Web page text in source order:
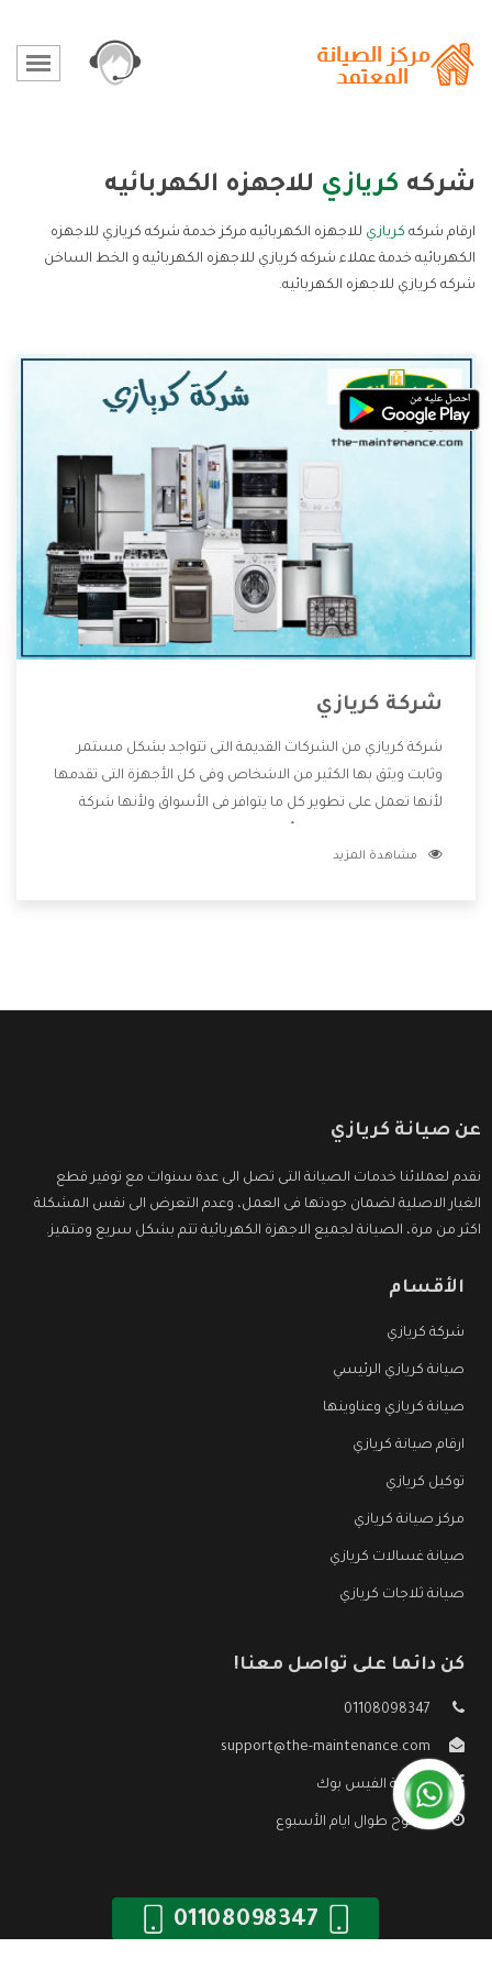
شركه كريازي للاجهزه الكهربائيه
ارقام شركه كريازي للاجهزه الكهربائيه مركز خدمة شركه كريازي للاجهزه
الكهربائيه خدمة عملاء شركه كريازي للاجهزه الكهربائيه و الخط الساخن
شركه كريازي للاجهزه الكهربائيه.
شركة كريازي
شركة كريازي من الشركات القديمة التى تتواجد بشكل مستمر
وثابت ويثق بها الكثير من الاشخاص وفى كل الأجهزة التى تقدمها
لأنها تعمل على تطوير كل ما يتوافر فى الأسواق ولأنها شركة
وتقدم للعملاء أقوى العروض والخصومات التى تسهل على
مشاهدة المزيد
عن صيانة كريازي
نقدم لعملائنا خدمات الصيانة التى تصل الى عدة سنوات مع توفير قطع
الغيار الاصلية لضمان جودتها فى العمل، وعدم التعرض الى نفس المشكلة
اكثر من مرة، الصيانة لجميع الاجهزة الكهربائية تتم بشكل سريع ومتميز.
الأقسام
شركة كريازي
صيانة كريازي الرئيسي
صيانة كريازي وعناوينها
ارقام صيانة كريازي
توكيل كريازي
مركز صيانة كريازي
صيانة غسالات كريازي
صيانة ثلاجات كريازي
كن دائما على تواصل معنا!
01108098347
support@the-maintenance.com
صفحة الفيس بوك
مفتوح طوال ايام الأسبوع
01108098347